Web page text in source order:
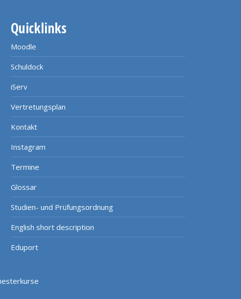
Quicklinks
Moodle
Schuldock
iServ
Vertretungsplan
Kontakt
Instagram
Termine
Glossar
Studien- und Prüfungsordnung
English short description
Eduport